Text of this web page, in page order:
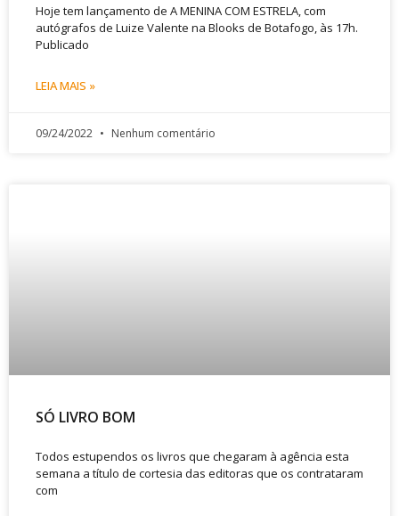
Hoje tem lançamento de A MENINA COM ESTRELA, com
autógrafos de Luize Valente na Blooks de Botafogo, às 17h.
Publicado
LEIA MAIS »
09/24/2022 Nenhum comentário
SÓ LIVRO BOM
Todos estupendos os livros que chegaram à agência esta
semana a título de cortesia das editoras que os contrataram
com